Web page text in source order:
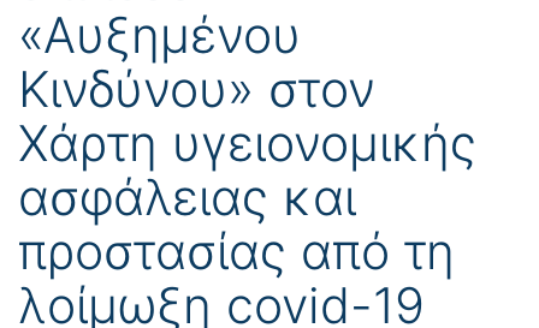
«Αυξημένου
Κινδύνου» στον
Χάρτη υγειονομικής
ασφάλειας και
προστασίας από τη
λοίμωξη covid-19